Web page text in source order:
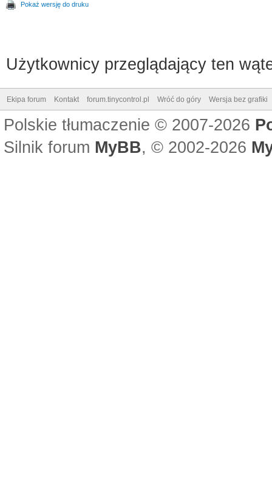
Pokaż wersję do druku
Użytkownicy przeglądający ten
Ekipa forum Kontakt forum.tinycontrol.pl Wróć do góry Wersja bez grafiki
Polskie tłumaczenie © 2007-2026
Silnik forum MyBB, © 2002-2026